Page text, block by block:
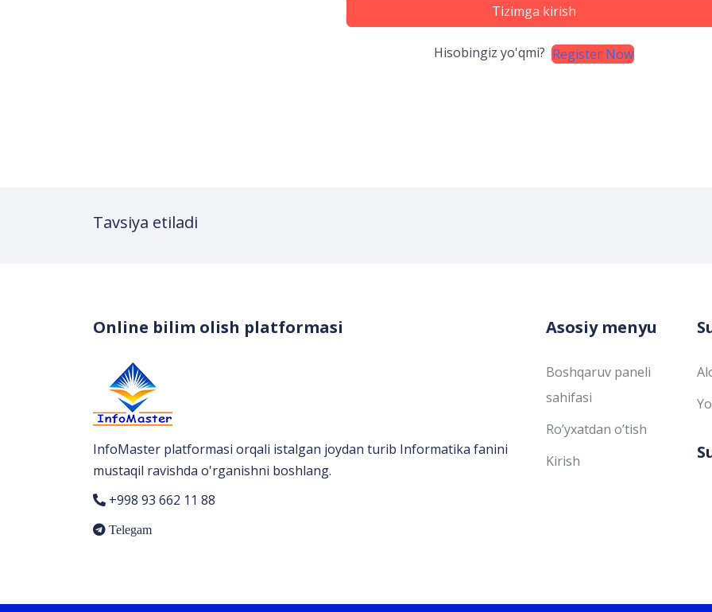
Tizimga kirish
Hisobingiz yo'qmi? Register Now
Tavsiya etiladi
Online bilim olish platformasi
InfoMaster platformasi orqali istalgan joydan turib Informatika fanini
mustaqil ravishda o'rganishni boshlang.
+998 93 662 11 88
Telegam
Asosiy menyu
Boshqaruv paneli
sahifasi
Ro’yxatdan o’tish
Kirish